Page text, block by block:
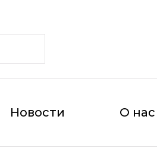
Новости О нас